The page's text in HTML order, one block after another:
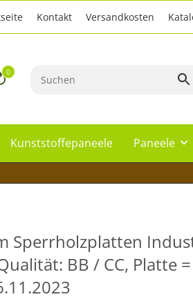
Kontakt Versandkosten
0
Kunststoffepaneele Paneele
Sperrholzplatten
BB / CC, Platte